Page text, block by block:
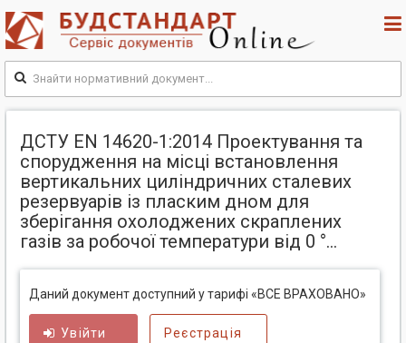
ДСТУ EN 14620-1:2014 Проектування та
спорудження на місці встановлення
вертикальних циліндричних сталевих
резервуарів із пласким дном для
зберігання охолоджених скраплених
газів за робочої температури від 0 °...
Даний документ доступний у тарифі «ВСЕ ВРАХОВАНО»
Увійти Реєстрація